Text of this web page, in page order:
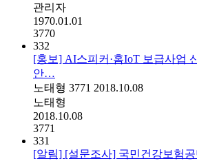
관리자
1970.01.01
3770
332
[홍보] AI스피커·홈IoT 보급사업
안…
노태형 3771 2018.10.08
노태형
2018.10.08
3771
331
[알림] [설문조사] 국민건강보험